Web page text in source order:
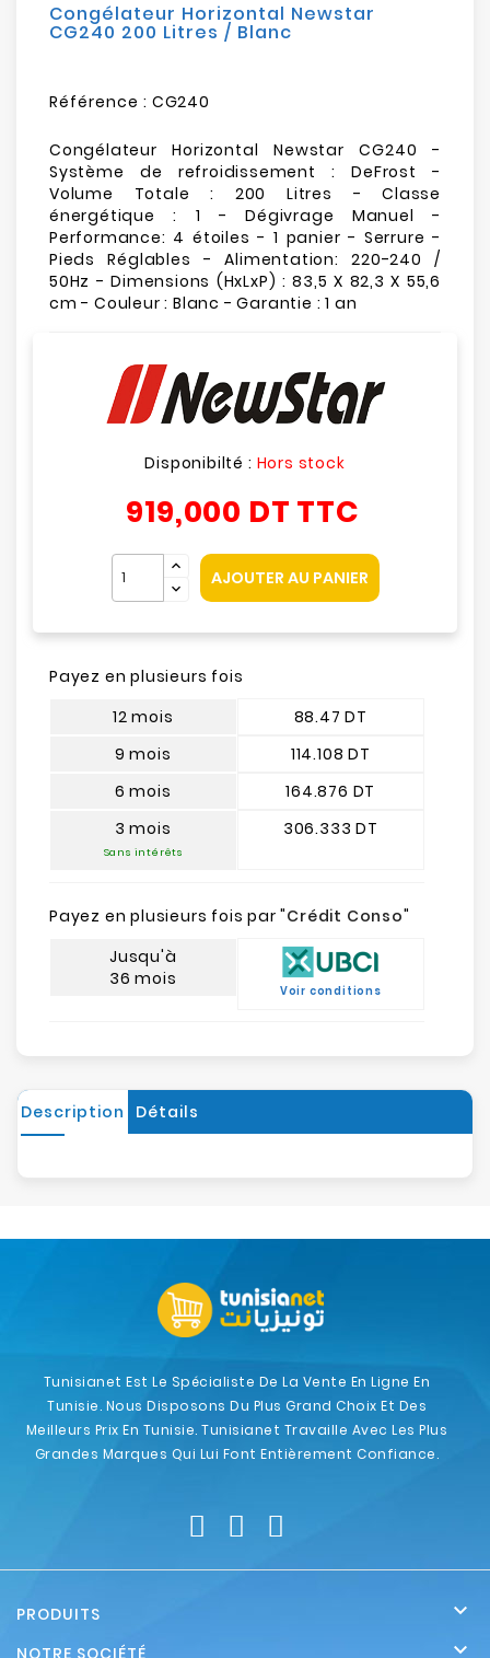
Congélateur Horizontal Newstar
CG240 200 Litres / Blanc
Référence : CG240
Congélateur Horizontal Newstar CG240 -
Système de refroidissement : DeFrost -
Volume Totale : 200 Litres - Classe
énergétique : 1 - Dégivrage Manuel -
Performance: 4 étoiles - 1 panier - Serrure -
Pieds Réglables - Alimentation: 220-240 /
50Hz - Dimensions (HxLxP) : 83,5 X 82,3 X 55,6
cm - Couleur : Blanc - Garantie : 1 an
Disponibilté : Hors stock
919,000 DT TTC
AJOUTER AU PANIER
Payez en plusieurs fois
12 mois
9 mois
6 mois
3 mois
Sans intérêts
88.47 DT
114.108 DT
164.876 DT
306.333 DT
Payez en plusieurs fois par "Crédit Conso"
Jusqu'à
36 mois
Voir conditions
Description Détails
Tunisianet Est Le Spécialiste De La Vente En Ligne En
Tunisie. Nous Disposons Du Plus Grand Choix Et Des
Meilleurs Prix En Tunisie. Tunisianet Travaille Avec Les Plus
Grandes Marques Qui Lui Font Entièrement Confiance.
PRODUITS 
NOTRE SOCIÉTÉ 